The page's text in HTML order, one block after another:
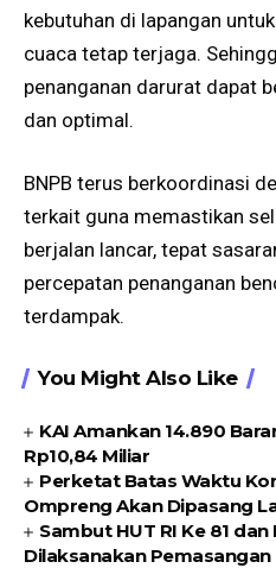
kebutuhan di lapangan
cuaca tetap terjaga.
penanganan darurat dapat
dan optimal.
BNPB terus berkoordinasi
terkait guna memastikan
berjalan lancar, tepat
percepatan penanganan
terdampak.
You Might Also Like
KAI Amankan 14.890
Rp10,84 Miliar
Perketat Batas Waktu
Ompreng Akan Dipasang
Sambut HUT RI Ke 81 dan
Dilaksanakan